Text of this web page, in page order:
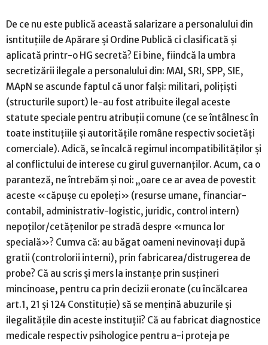
De ce nu este publică această salarizare a personalului din
isntituțiile de Apărare și Ordine Publică ci clasificată și
aplicată printr-o HG secretă? Ei bine, fiindcă la umbra
secretizării ilegale a personalului din: MAI, SRI, SPP, SIE,
MApN se ascunde faptul că unor falși: militari, polițiști
(structurile suport) le-au fost atribuite ilegal aceste
statute speciale pentru atribuții comune (ce se întâlnesc în
toate instituțiile și autoritățile române respectiv societăți
comerciale). Adică, se încalcă regimul incompatibilităților și
al conflictului de interese cu girul guvernanților. Acum, ca o
paranteză, ne întrebăm și noi: „oare ce ar avea de povestit
aceste «căpușe cu epoleți» (resurse umane, financiar-
contabil, administrativ-logistic, juridic, control intern)
nepoților/cetățenilor pe stradă despre «munca lor
specială»? Cumva că: au băgat oameni nevinovați după
gratii (controlorii interni), prin fabricarea/distrugerea de
probe? Că au scris și mers la instanțe prin susțineri
mincinoase, pentru ca prin decizii eronate (cu încălcarea
art.1, 21 și 124 Constituție) să se mențină abuzurile și
ilegalitățile din aceste instituții? Că au fabricat diagnostice
medicale respectiv psihologice pentru a-i proteja pe